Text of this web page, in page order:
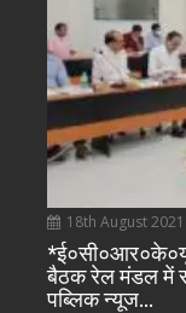
18th August 2021
बैठक रेल मंडल में
पब्लिक न्यूज…